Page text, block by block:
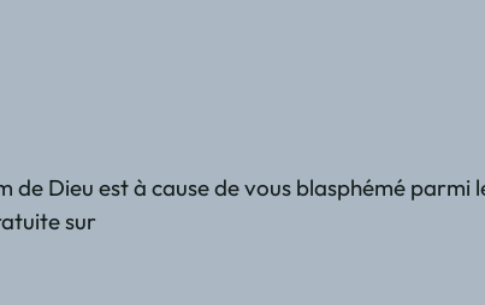
de Dieu est à cause de vous blasphémé
sur